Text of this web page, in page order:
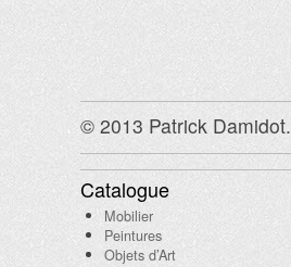
© 2013 Patrick Damidot.
Catalogue
Mobilier
Peintures
Objets d’Art